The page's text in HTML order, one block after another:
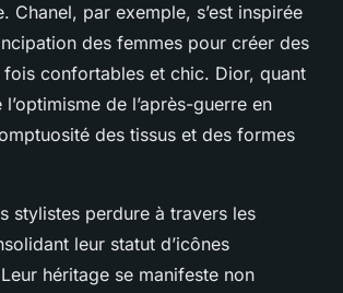
Chanel, par exemple, s’est inspirée
des femmes pour créer des
fois confortables et chic. Dior, quant
de l’après-guerre en
des tissus et des formes
stylistes perdure à travers les
leur statut d’icônes
héritage se manifeste non